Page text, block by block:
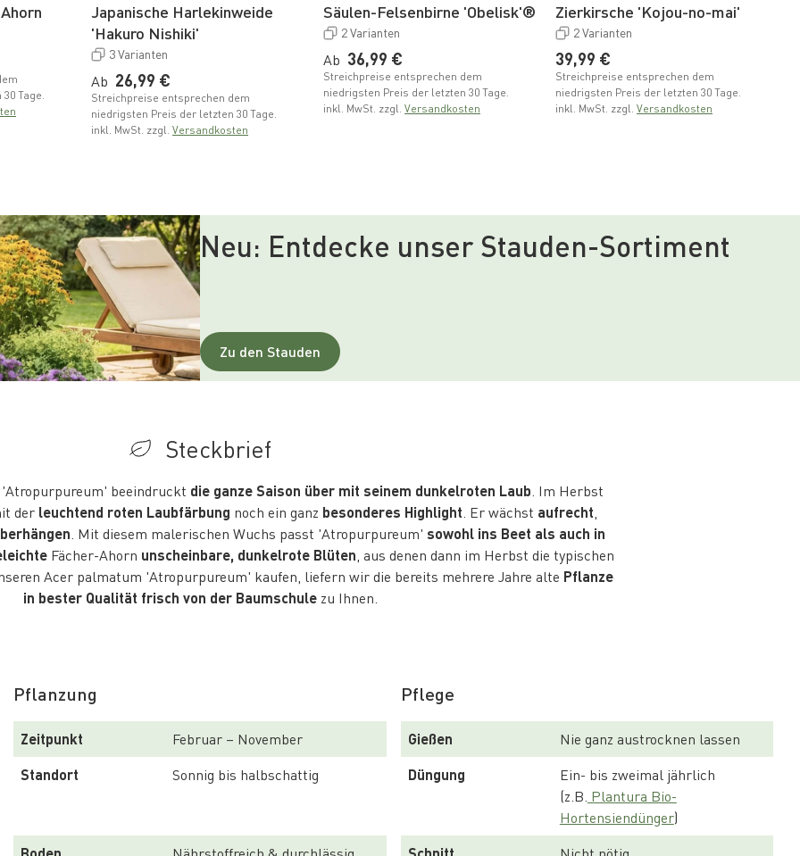
Tage.
Japanische Harlekinweide
'Hakuro Nishiki'
3 Varianten
Ab Normaler Preis
26,99 €
Streichpreise entsprechen dem
niedrigsten Preis der letzten 30 Tage.
inkl. MwSt. zzgl. Versandkosten
Säulen-Felsenbirne 'Obelisk'®
2 Varianten
Ab Normaler Preis
36,99 €
Streichpreise entsprechen dem
niedrigsten Preis der letzten 30 Tage.
inkl. MwSt. zzgl. Versandkosten
Zierkirsche 'Kojou-no-mai'
2 Varianten
Normaler Preis
39,99 €
Streichpreise entsprechen dem
niedrigsten Preis der letzten 30 Tage.
inkl. MwSt. zzgl. Versandkosten
Neu: Entdecke unser Stauden-Sortiment
Zu den Stauden
Steckbrief
beeindruckt die ganze Saison über mit seinem dunkelroten Laub . Im Herbst
der leuchtend roten Laubfärbung noch ein ganz besonderes Highlight . Er wächst aufrecht
. Mit diesem malerischen Wuchs passt 'Atropurpureum' sowohl ins Beet als auch in
Fächer-Ahorn unscheinbare, dunkelrote Blüten , aus denen dann im Herbst die typischen
Acer palmatum 'Atropurpureum' kaufen, liefern wir die bereits mehrere Jahre alte Pflanze
in bester Qualität frisch von der Baumschulezu Ihnen.
Pflanzung Pflege
Zeitpunkt Februar – November Gießen
Nie ganz austrocknen lassen
Standort
Sonnig bis halbschattig Düngung
Ein- bis zweimal jährlich
(z.B. Plantura Bio-
Hortensiendünger)